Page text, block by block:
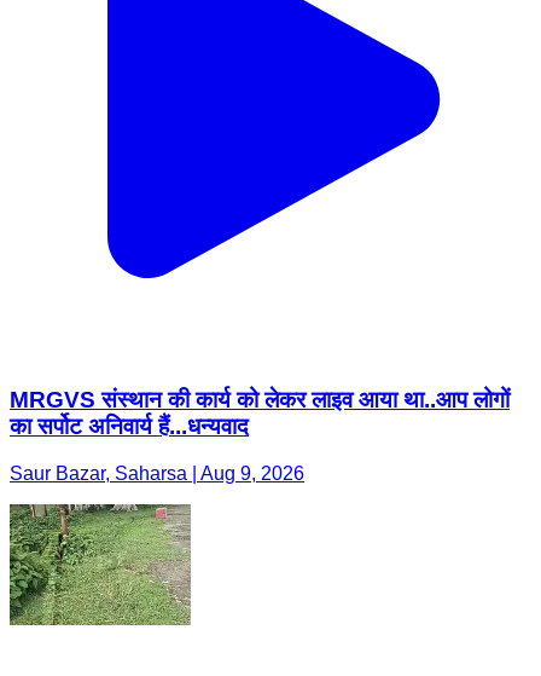
MRGVS संस्थान की कार्य को लेकर लाइव आया था..आप लोगों
का सर्पोट अनिवार्य हैं...धन्यवाद
Saur Bazar, Saharsa | Aug 9, 2026